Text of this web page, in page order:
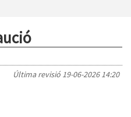
Última revisió 19-06-2026 14:20